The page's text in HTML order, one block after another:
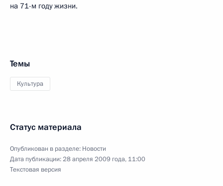
на 71-м году жизни.
Темы
Культура
Статус материала
Опубликован в разделе: Новости
Дата публикации:28 апреля 2009 года, 11:00
Текстовая версия